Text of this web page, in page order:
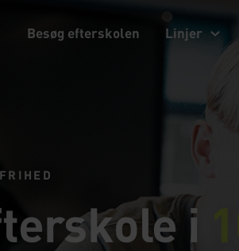
Besøg efterskolen Linjer
i